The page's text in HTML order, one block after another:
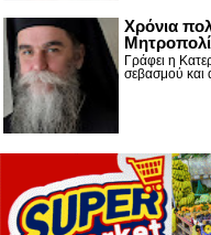
Χρόνια
Γράφει η
σεβασμού και